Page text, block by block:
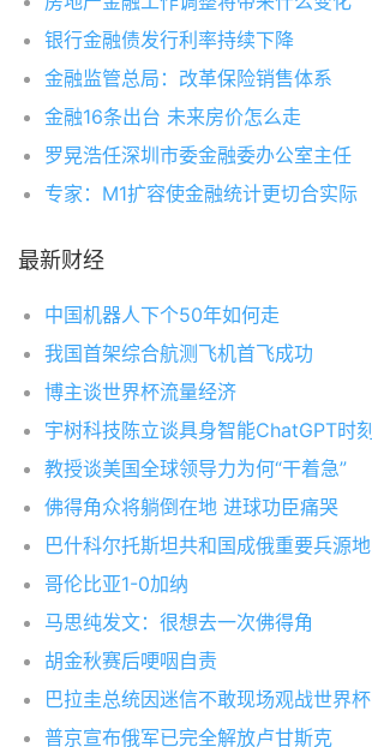
银行金融债发行利率持续下降
金融监管总局：改革保险销售体系
金融16条出台 未来房价怎么走
罗晃浩任深圳市委金融委办公室主任
专家：M1扩容使金融统计更切合实际
最新财经
中国机器人下个50年如何走
我国首架综合航测飞机首飞成功
博主谈世界杯流量经济
宇树科技陈立谈具身智能ChatGPT时刻
教授谈美国全球领导力为何“干着急”
佛得角众将躺倒在地 进球功臣痛哭
巴什科尔托斯坦共和国成俄重要兵源地
哥伦比亚1-0加纳
马思纯发文：很想去一次佛得角
胡金秋赛后哽咽自责
巴拉圭总统因迷信不敢现场观战世界杯
普京宣布俄军已完全解放卢甘斯克